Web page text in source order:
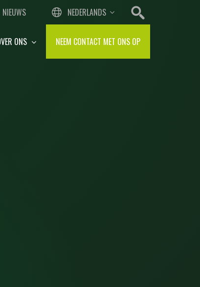
NIEUWS NEDERLANDS
ONS NEEM CONTACT MET ONS OP